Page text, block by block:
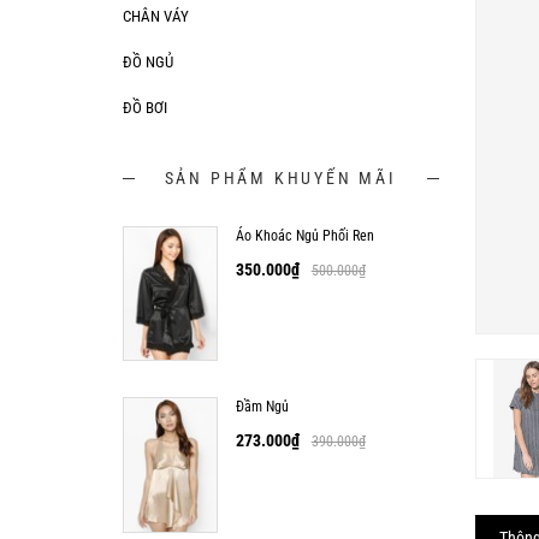
CHÂN VÁY
ĐỒ NGỦ
ĐỒ BƠI
SẢN PHẨM KHUYẾN MÃI
Áo Khoác Ngủ Phối Ren
350.000₫ 500.000₫
Đầm Ngủ
273.000₫ 390.000₫